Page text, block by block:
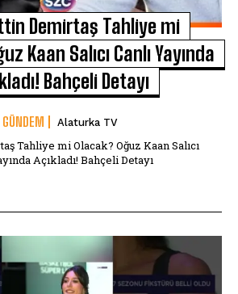
Demirtaş Tahliye mi
Kaan Salıcı Canlı Yayında
Bahçeli Detayı
GÜNDEM Alaturka TV
Tahliye mi Olacak? Oğuz Kaan Salıcı
Açıkladı! Bahçeli Detayı